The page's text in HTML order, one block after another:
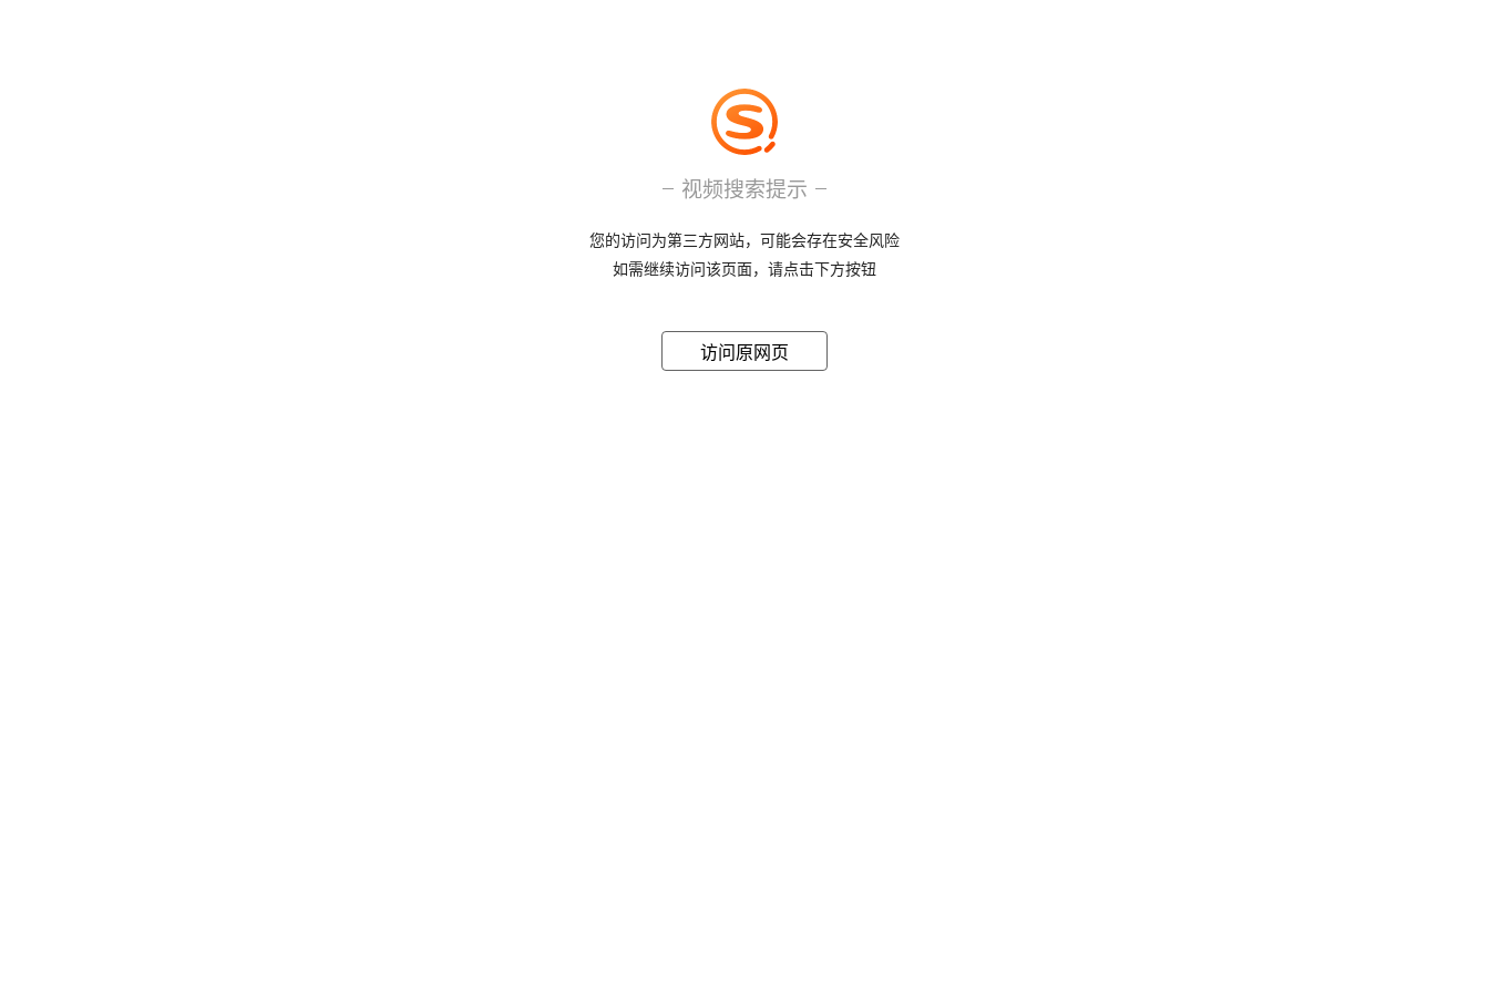
视频搜索提示
您的访问为第三方网站，可能会存在安全风险
如需继续访问该页面，请点击下方按钮
访问原网页